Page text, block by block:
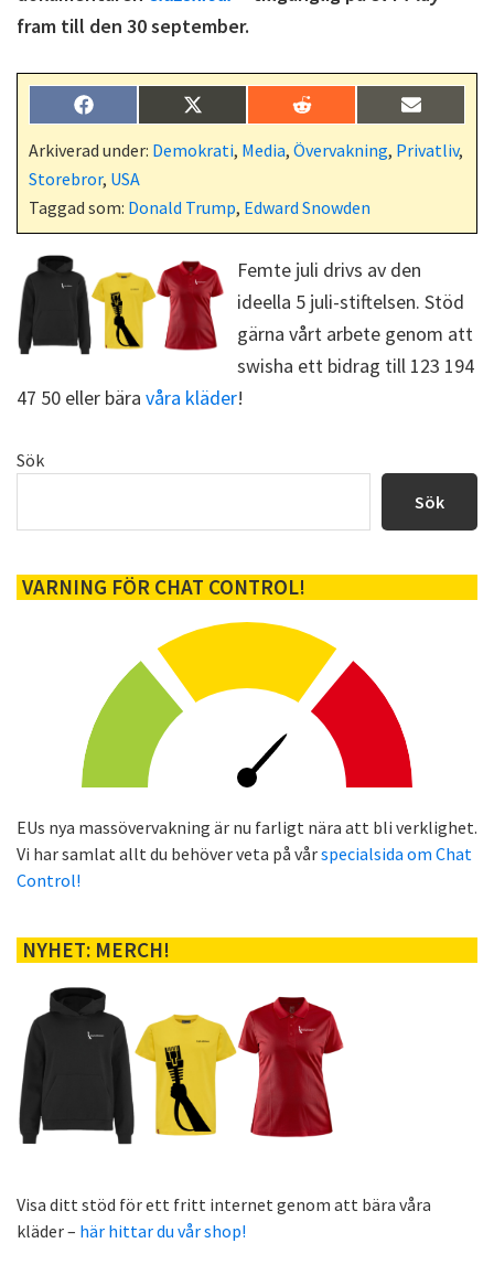
fram till den 30 september.
Dela
på
F
a
c
b
o
o
k
Dela
på
X
(
T
t
t
e
)
Dela
på
R
e
d
t
Dela
på
E
-
p
Arkiverad under: Demokrati, Media, Övervakning, Privatliv,
Storebror, USA
Taggad som: Donald Trump, Edward Snowden
Femte juli drivs av den
ideella 5 juli-stiftelsen. Stöd
gärna vårt arbete genom att
swisha ett bidrag till 123 194
47 50 eller bära våra kläder!
Primärt
Sök
Sök
VARNING FÖR CHAT CONTROL!
EUs nya massövervakning är nu farligt nära att bli verklighet.
Vi har samlat allt du behöver veta på vårspecialsida om Chat
Control!
NYHET: MERCH!
Visa ditt stöd för ett fritt internet genom att bära våra
kläder – här hittar du vår shop!